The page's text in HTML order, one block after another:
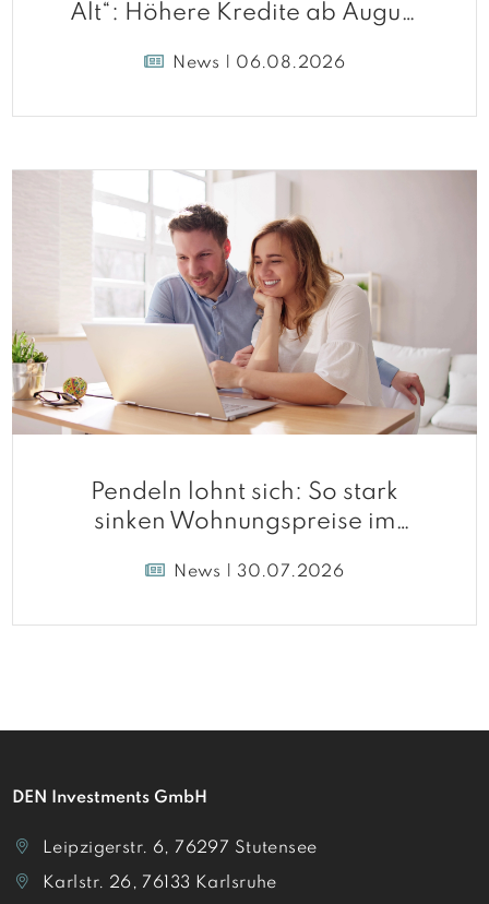
Alt“: Höhere Kredite ab August
News | 06.08.2026
Pendeln lohnt sich: So stark
sinken Wohnungspreise im
News | 30.07.2026
DEN Investments GmbH
Leipzigerstr. 6, 76297 Stutensee
Karlstr. 26, 76133 Karlsruhe